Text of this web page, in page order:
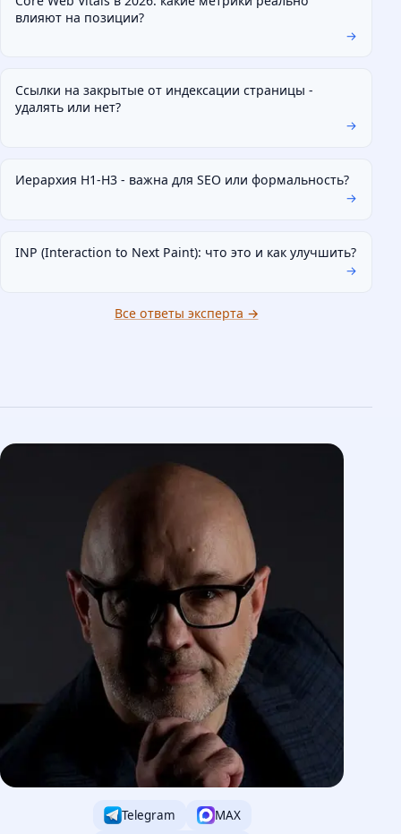
Всё что происходит за пределами сайта и формирует
Упоминания в справочниках и каталогах
Яндекс Бизнес и гео-присутствие
TECHNICAL
Фундамент, без которого остальное даёт
Скорость: LCP менее 2,5с, INP менее 200мс
Устранение каннибализации запросов
Мой подход: 7 этапов работы
Бриф и постановка KPI
Технический аудит
Сбор семантики и анализ
конкурентов
4 Техническая оптимизация
влияют на позиции?
→
Ссылки на закрытые от индексации страницы -
удалять или нет?
→
Иерархия H1-H3 - важна для SEO или формальность?
→
INP (Interaction to Next Paint): что это и как улучшить?
→
Все ответы эксперта →
Telegram
MAX